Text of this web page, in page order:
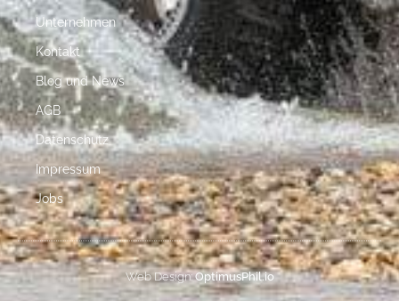
Unternehmen
Kontakt
Blog und News
AGB
Datenschutz
Impressum
Jobs
Web Design:OptimusPhil.io